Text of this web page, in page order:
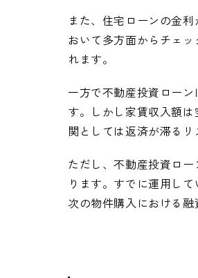
また、住宅ローンの金
おいて多方面からチェ
れます。
一方で不動産投資ロー
す。しかし家賃収入額
関としては返済が滞る
ただし、不動産投資ロ
ります。すでに運用し
次の物件購入における融